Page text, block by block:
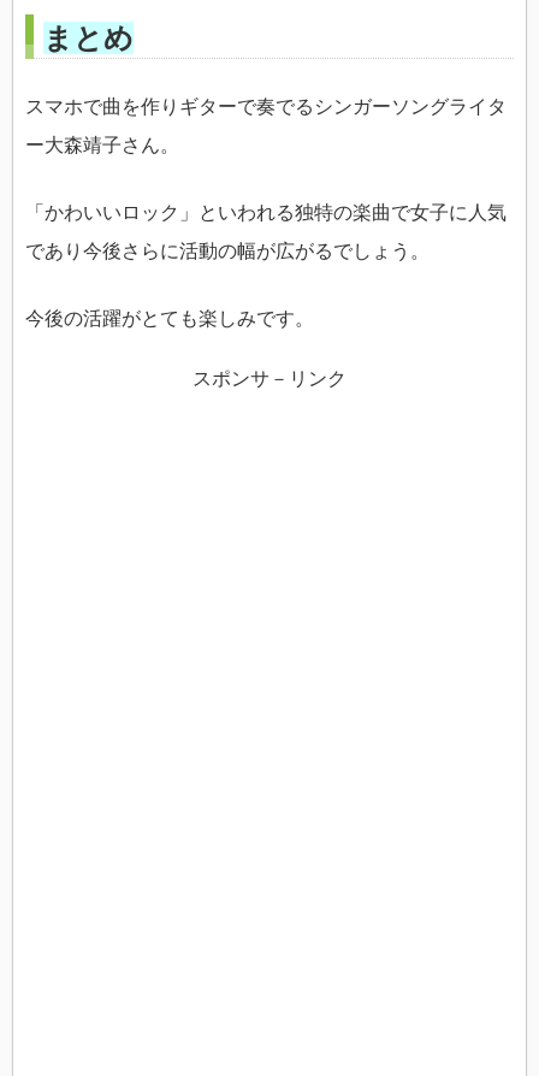
まとめ
スマホで曲を作りギターで奏でるシンガーソングライタ
ー大森靖子さん。
「かわいいロック」といわれる独特の楽曲で女子に人気
であり今後さらに活動の幅が広がるでしょう。
今後の活躍がとても楽しみです。
スポンサ－リンク